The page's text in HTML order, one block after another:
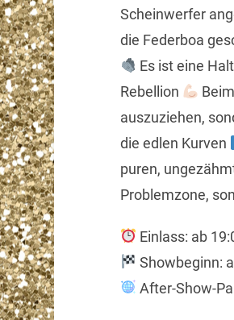
Scheinwerfer
die Federboa
Es ist eine
Rebellion
auszuziehen,
die edlen Kurven
puren,
Problemzone,
Einlass: ab
Showbeginn:
After-Show-